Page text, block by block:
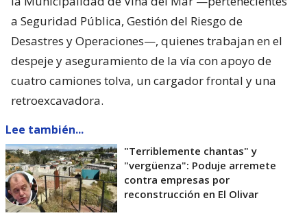
a Seguridad Pública, Gestión del Riesgo de
Desastres y Operaciones—, quienes trabajan en el
despeje y aseguramiento de la vía con apoyo de
cuatro camiones tolva, un cargador frontal y una
retroexcavadora.
Lee también...
"Terriblemente chantas" y
"vergüenza": Poduje arremete
contra empresas por
reconstrucción en El Olivar